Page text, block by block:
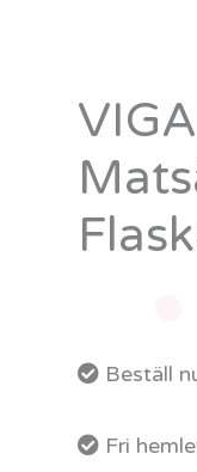
Beställ
Fri
VIGA
Trädocka
och